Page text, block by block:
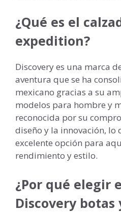
¿Qué es el
expedition?
Discovery es una marca
aventura que se ha
mexicano gracias a su
modelos para hombre y
reconocida por su
diseño y la innovación, lo
excelente opción para
rendimiento y estilo.
¿Por qué elegir
Discovery botas